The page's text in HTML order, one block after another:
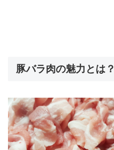
豚バラ肉の魅力とは？